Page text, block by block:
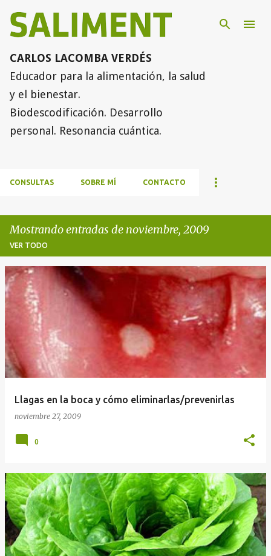
Ir al contenido principal
CARLOS LACOMBA VERDÉS
Educador para la alimentación, la salud
y el bienestar.
Biodescodificación. Desarrollo
personal. Resonancia cuántica.
CONSULTAS SOBRE MÍ CONTACTO
Mostrando entradas de noviembre, 2009
VER TODO
E
n
t
r
a
d
Llagas en la boca y cómo eliminarlas/prevenirlas
noviembre 27, 2009
0